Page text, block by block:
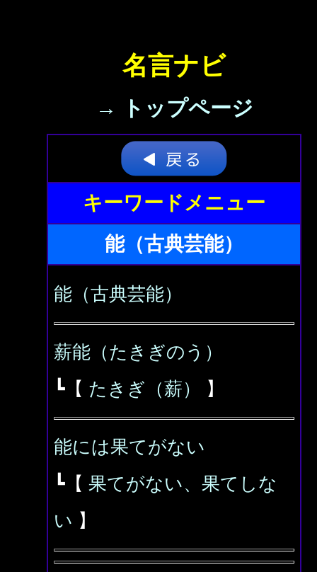
名言ナビ
→ トップページ
キーワードメニュー
能（古典芸能）
能（古典芸能）
薪能（たきぎのう）
┗【 たきぎ（薪） 】
能には果てがない
┗【 果てがない、果てしな
い 】